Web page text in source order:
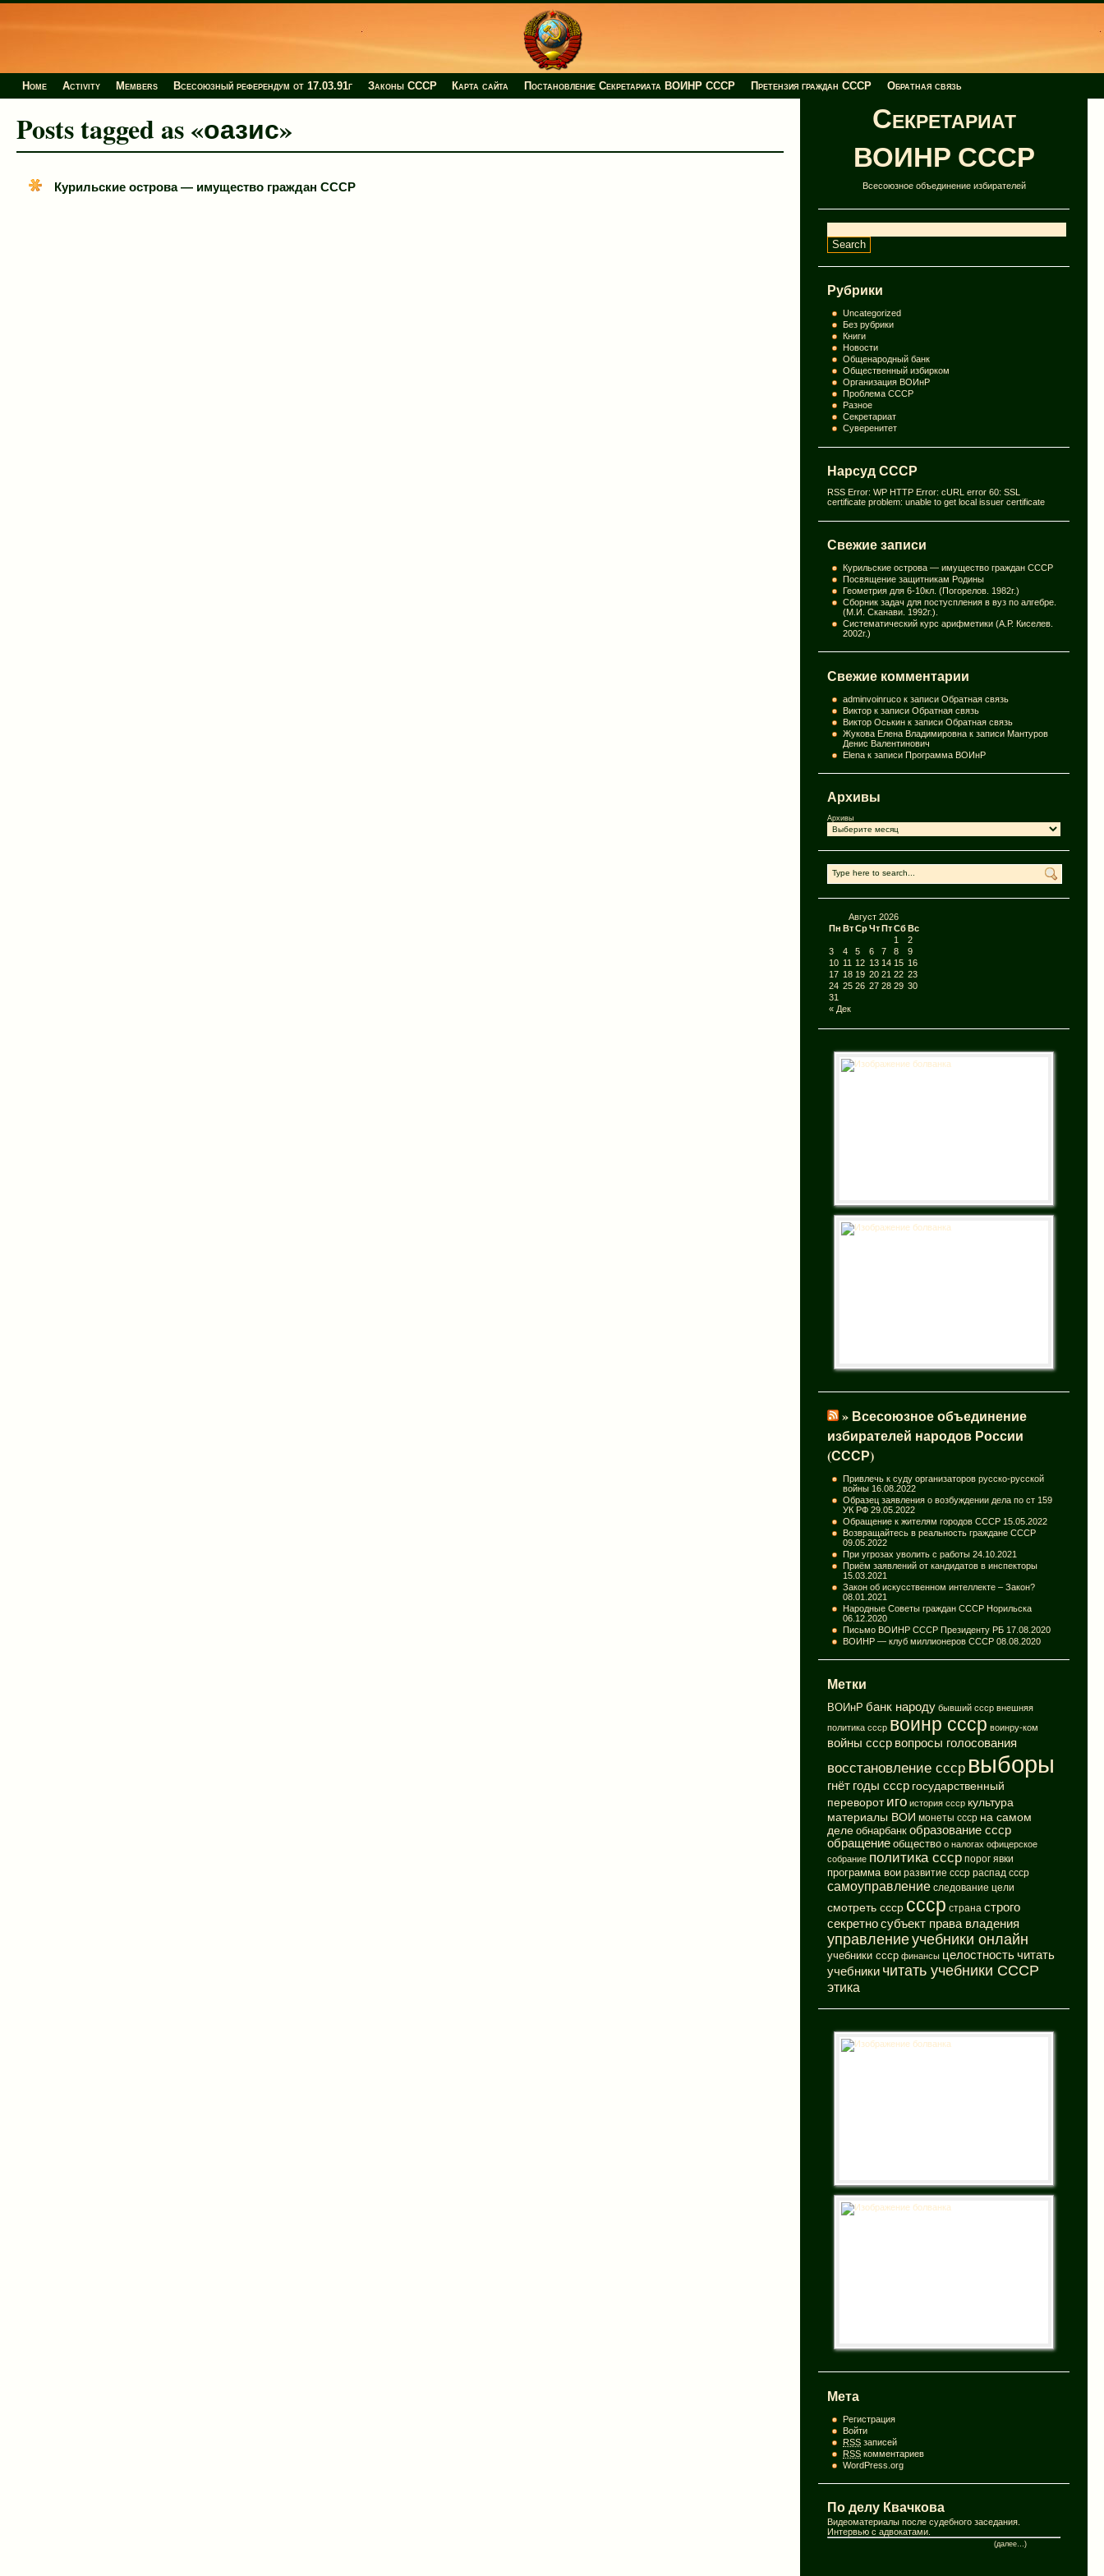
Home Activity Members Всесоюзный референдум от 17.03.91г Законы СССР Карта сайта Постановление Секретариата ВОИНР СССР Претензия граждан СССР Обратная связь
Секретариат
ВОИНР СССР
Всесоюзное объединение избирателей
Рубрики
Uncategorized
Без рубрики
Книги
Новости
Общенародный банк
Общественный избирком
Организация ВОИнР
Проблема СССР
Разное
Секретариат
Суверенитет
Нарсуд СССР
RSS Error: WP HTTP Error: cURL error 60: SSL
certificate problem: unable to get local issuer certificate
Свежие записи
Курильские острова — имущество граждан СССР
Посвящение защитникам Родины
Геометрия для 6-10кл. (Погорелов. 1982г.)
Сборник задач для постуспления в вуз по алгебре.
(М.И. Сканави. 1992г.).
Систематический курс арифметики (А.Р. Киселев.
2002г.)
Свежие комментарии
adminvoinruco к записиОбратная связь
Виктор к записиОбратная связь
Виктор Оськин к записиОбратная связь
Жукова Елена Владимировна к записиМантуров
Денис Валентинович
Elena к записиПрограмма ВОИнР
Архивы
Архивы
Август 2026
Пн ВтСрЧтПтСбВс
« Дек
1
2
3
4 5 6 7 8
9
10 11 12 13 14 15 16
17 18 19 20 21 22 23
24 25 26 27 28 29 30
31
» Всесоюзное объединение
избирателей народов России
(СССР)
Привлечь к суду организаторов русско-русской
войны 16.08.2022
Образец заявления о возбуждении дела по ст 159
УК РФ 29.05.2022
Обращение к жителям городов СССР 15.05.2022
Возвращайтесь в реальность граждане СССР
09.05.2022
При угрозах уволить с работы 24.10.2021
Приём заявлений от кандидатов в инспекторы
15.03.2021
Закон об искусственном интеллекте – Закон?
08.01.2021
Народные Советы граждан СССР Норильска
06.12.2020
Письмо ВОИНР СССР Президенту РБ 17.08.2020
ВОИНР — клуб миллионеров СССР 08.08.2020
Метки
ВОИнР банк народу бывший ссср внешняя
политика ссср воинр ссср воинру-ком
войны ссср вопросы голосования
восстановление ссср выборы
гнёт годы ссср государственный
переворот иго история ссср культура
материалы ВОИ монеты ссср на самом
деле обнарбанк образование ссср
обращение общество о налогах офицерское
собрание политика ссср порог явки
программа вои развитие ссср распад ссср
самоуправление следование цели
смотреть ссср ссср страна строго
секретно субъект права владения
управлениеучебники онлайн
учебники ссср финансы целостность читать
учебники читать учебники СССР
этика
Мета
Регистрация
Войти
RSS записей
RSS комментариев
WordPress.org
По делу Квачкова
Видеоматериалы после судебного заседания.
Интервью с адвокатами.
(далее…)
Posts tagged as «оазис»
Курильские острова — имущество граждан СССР